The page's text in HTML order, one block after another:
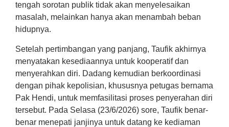
tengah sorotan publik tidak akan menyelesaikan
masalah, melainkan hanya akan menambah beban
hidupnya.
Setelah pertimbangan yang panjang, Taufik akhirnya
menyatakan kesediaannya untuk kooperatif dan
menyerahkan diri. Dadang kemudian berkoordinasi
dengan pihak kepolisian, khususnya petugas bernama
Pak Hendi, untuk memfasilitasi proses penyerahan diri
tersebut. Pada Selasa (23/6/2026) sore, Taufik benar-
benar menepati janjinya untuk datang ke kediaman